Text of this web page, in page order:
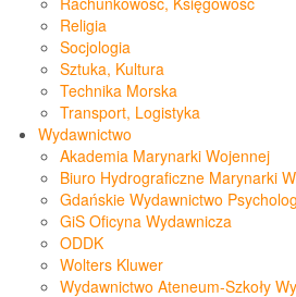
Religia
Socjologia
Sztuka, Kultura
Technika Morska
Transport, Logistyka
Wydawnictwo
Akademia Marynarki Wojennej
Biuro Hydrograficzne Marynarki
Gdańskie Wydawnictwo
GiS Oficyna Wydawnicza
ODDK
Wolters Kluwer
Wydawnictwo Ateneum-Szkoły